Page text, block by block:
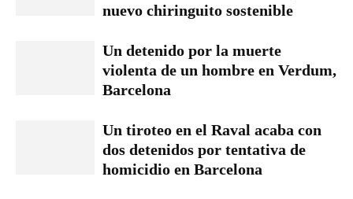
nuevo chiringuito sostenible
Un detenido por la muerte
violenta de un hombre en Verdum,
Barcelona
Un tiroteo en el Raval acaba con
dos detenidos por tentativa de
homicidio en Barcelona